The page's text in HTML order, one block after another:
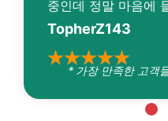
중인데 정말 마음에
TopherZ143
* 가장 만족한 고객